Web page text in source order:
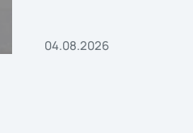
04.08.2026